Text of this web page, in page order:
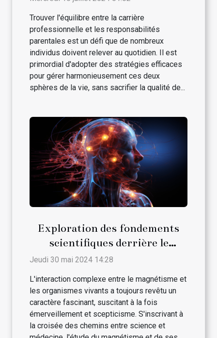
Trouver l'équilibre entre la carrière
professionnelle et les responsabilités
parentales est un défi que de nombreux
individus doivent relever au quotidien. Il est
primordial d'adopter des stratégies efficaces
pour gérer harmonieusement ces deux
sphères de la vie, sans sacrifier la qualité de...
Exploration des fondements
scientifiques derrière le
magnétisme et son interaction
conventionnels
Jeudi 30 mai 2024 14:28
L'interaction complexe entre le magnétisme et
les organismes vivants a toujours revêtu un
caractère fascinant, suscitant à la fois
émerveillement et scepticisme. S'inscrivant à
la croisée des chemins entre science et